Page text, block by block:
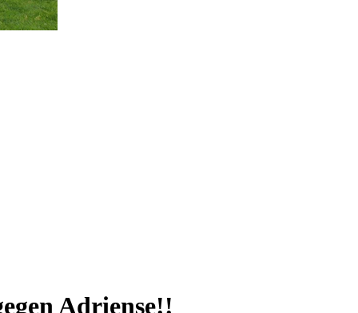
Adriense!!